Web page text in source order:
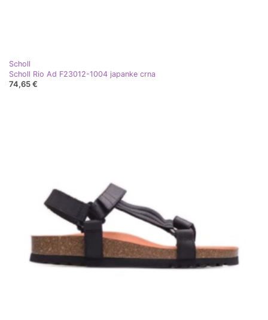
Scholl
Scholl Rio Ad F23012-1004 japanke crna
74,65 €